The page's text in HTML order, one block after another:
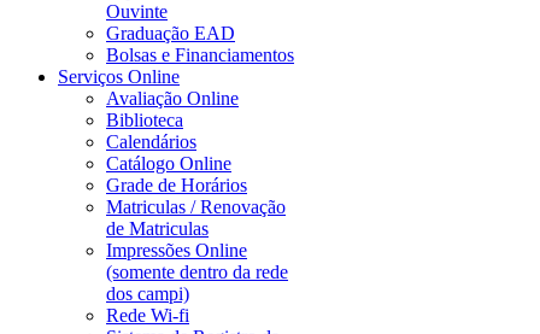
Ouvinte
Graduação EAD
Bolsas e Financiamentos
Serviços Online
Avaliação Online
Biblioteca
Calendários
Catálogo Online
Grade de Horários
Matriculas / Renovação
de Matriculas
Impressões Online
(somente dentro da rede
dos campi)
Rede Wi-fi